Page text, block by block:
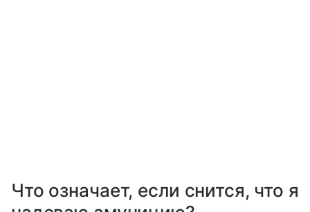
Что означает, если снится, что я